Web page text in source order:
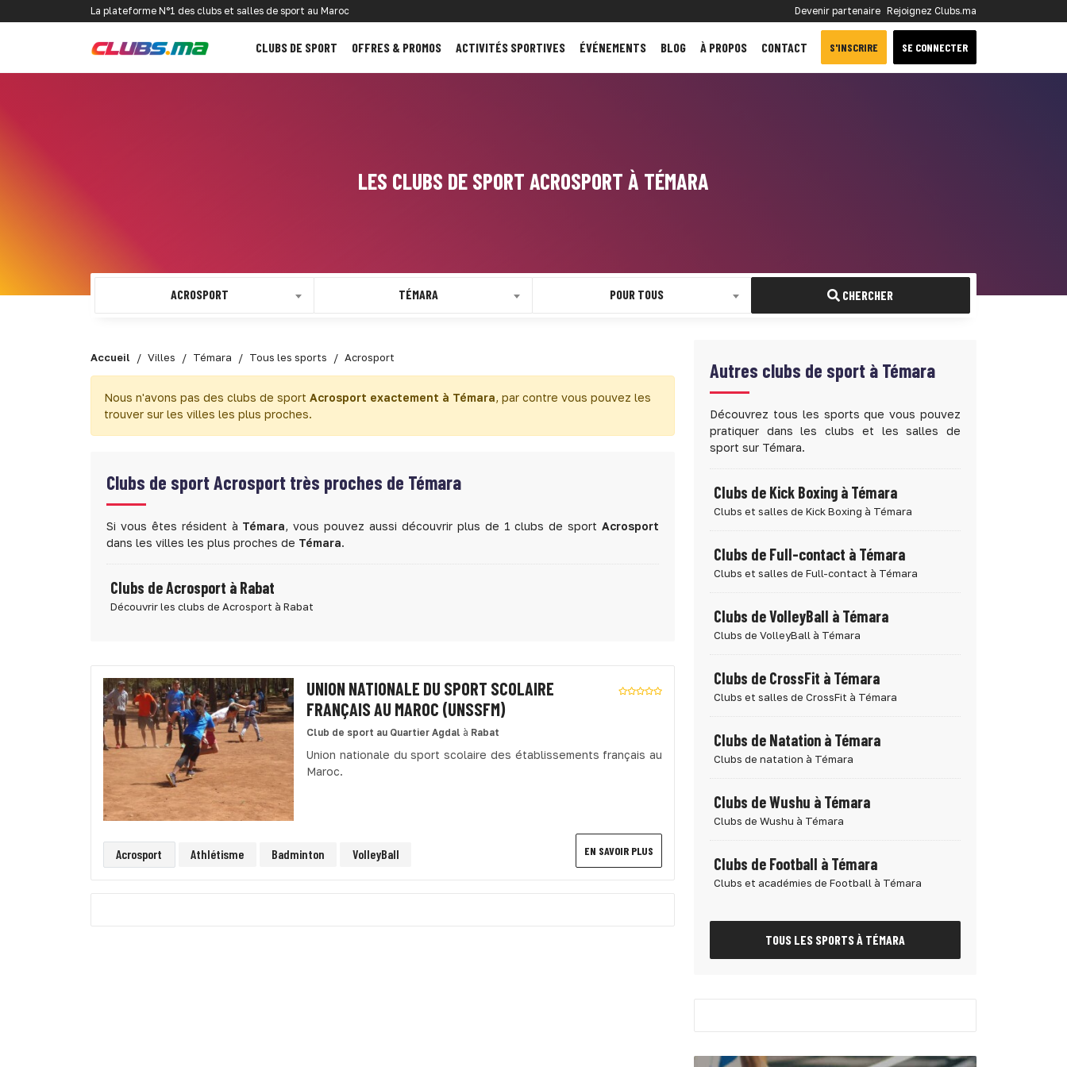
La plateforme N°1 des clubs et salles de sport au Maroc Devenir partenaire Rejoignez Clubs.ma
CLUBS DE SPORT OFFRES & PROMOS ACTIVITÉS SPORTIVES ÉVÉNEMENTS BLOG À PROPOS CONTACT S'INSCRIRE SE CONNECTER
LES CLUBS DE SPORT ACROSPORT À TÉMARA
ACROSPORT TÉMARA POUR TOUS CHERCHER
Accueil Villes Témara Tous les sports Acrosport
Nous n'avons pas des clubs de sport Acrosport exactement à Témara, par contre vous pouvez les
trouver sur les villes les plus proches.
Clubs de sportAcrosport très proches de Témara
Si vous êtes résident à Témara, vous pouvez aussi découvrir plus de 1 clubs de sport Acrosport
dans les villes les plus proches de Témara.
Clubs de Acrosport à Rabat
Découvrir les clubs de Acrosport à Rabat
UNION NATIONALE DU SPORT SCOLAIRE
FRANÇAIS AU MAROC (UNSSFM)
Club de sport au Quartier Agdal à Rabat
Union nationale du sport scolaire des établissements français au
Maroc.
Acrosport Athlétisme Badminton VolleyBall EN SAVOIR PLUS
Autres clubs de sport à Témara
Découvrez tous les sports que vous pouvez
pratiquer dans les clubs et les salles de
sport sur Témara.
Clubs de Kick Boxing à Témara
Clubs et salles de Kick Boxing à Témara
Clubs de Full-contact à Témara
Clubs et salles de Full-contact à Témara
Clubs de VolleyBall à Témara
Clubs de VolleyBall à Témara
Clubs de CrossFit à Témara
Clubs et salles de CrossFit à Témara
Clubs de Natation à Témara
Clubs de natation à Témara
Clubs de Wushu à Témara
Clubs de Wushu à Témara
Clubs de Football à Témara
Clubs et académies de Football à Témara
TOUS LES SPORTS À TÉMARA